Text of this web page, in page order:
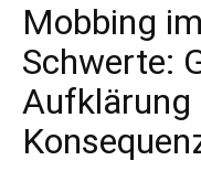
Mobbing
Schwerte:
Aufklärung